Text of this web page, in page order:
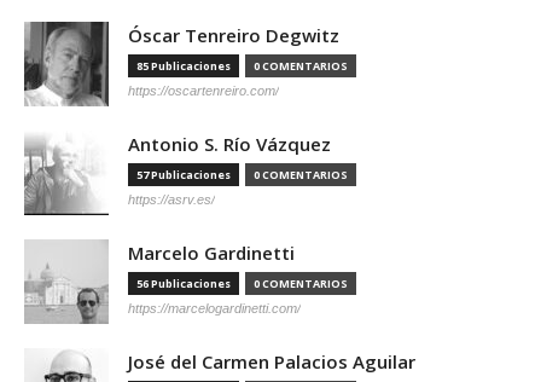
Óscar Tenreiro Degwitz
85 Publicaciones 0 COMENTARIOS
https://oscartenreiro.com/
Antonio S. Río Vázquez
57 Publicaciones 0 COMENTARIOS
https://asrv.es/
Marcelo Gardinetti
56 Publicaciones 0 COMENTARIOS
https://marcelogardinetti.com/
José del Carmen Palacios Aguilar